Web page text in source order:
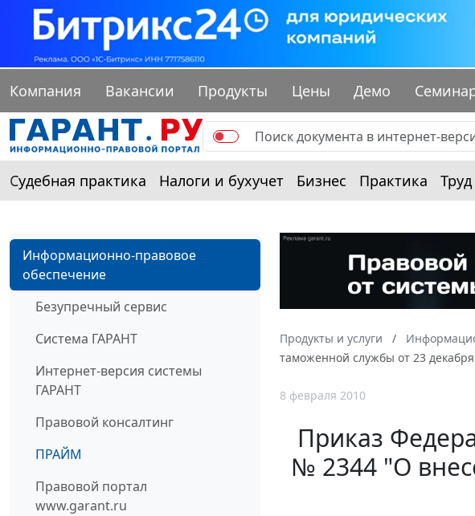
Компания Вакансии Продукты Цены Демо
Судебная практика Налоги и бухучет Бизнес Практика Труд
Информационно-правовое
обеспечение
Безупречный сервис
Система ГАРАНТ
Интернет-версия системы
ГАРАНТ
Правовой консалтинг
ПРАЙМ
Правовой портал
www.garant.ru
Продукты и услуги
таможенной службы от 23
8 февраля 2010
Приказ
№ 2344 "О